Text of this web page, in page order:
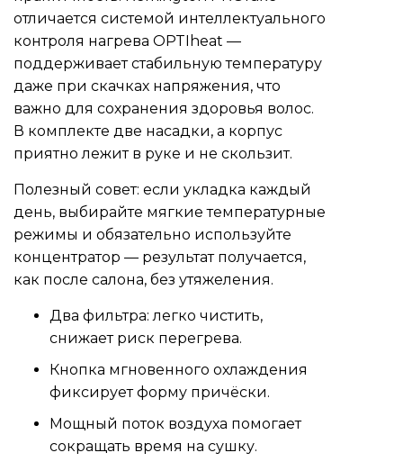
отличается системой интеллектуального
контроля нагрева OPTIheat —
поддерживает стабильную температуру
даже при скачках напряжения, что
важно для сохранения здоровья волос.
В комплекте две насадки, а корпус
приятно лежит в руке и не скользит.
Полезный совет: если укладка каждый
день, выбирайте мягкие температурные
режимы и обязательно используйте
концентратор — результат получается,
как после салона, без утяжеления.
Два фильтра: легко чистить,
снижает риск перегрева.
Кнопка мгновенного охлаждения
фиксирует форму причёски.
Мощный поток воздуха помогает
сокращать время на сушку.